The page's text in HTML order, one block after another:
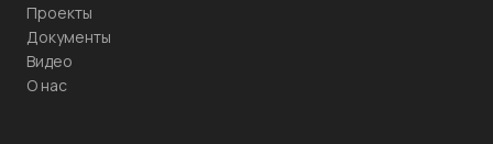
Проекты
Документы
Видео
О нас